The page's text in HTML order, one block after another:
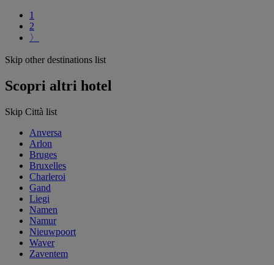
1
2
〉
Skip other destinations list
Scopri altri hotel
Skip Città list
Anversa
Arlon
Bruges
Bruxelles
Charleroi
Gand
Liegi
Namen
Namur
Nieuwpoort
Waver
Zaventem